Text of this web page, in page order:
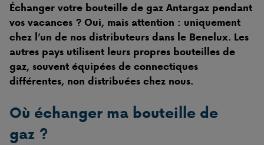
Échanger votre bouteille de gaz Antargaz pendant
vos vacances ? Oui, mais attention : uniquement
chez l’un de nos distributeurs dans le Benelux. Les
autres pays utilisent leurs propres bouteilles de
gaz, souvent équipées de connectiques
différentes, non distribuées chez nous.
Où échanger ma bouteille de
gaz ?